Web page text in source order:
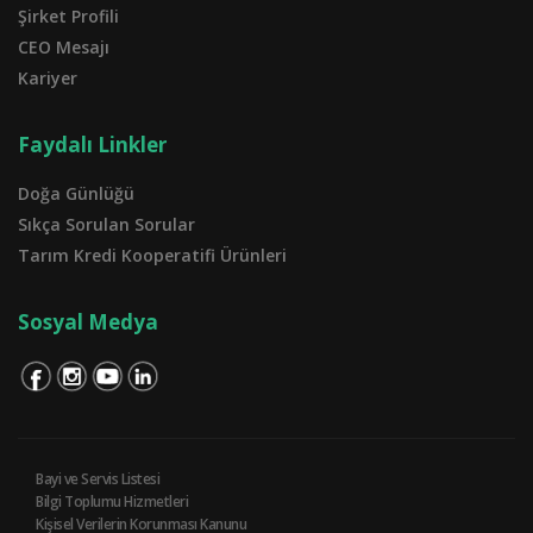
Şirket Profili
CEO Mesajı
Kariyer
Faydalı Linkler
Doğa Günlüğü
Sıkça Sorulan Sorular
Tarım Kredi Kooperatifi Ürünleri
Sosyal Medya
Bayi ve Servis Listesi
Bilgi Toplumu Hizmetleri
Kişisel Verilerin Korunması Kanunu